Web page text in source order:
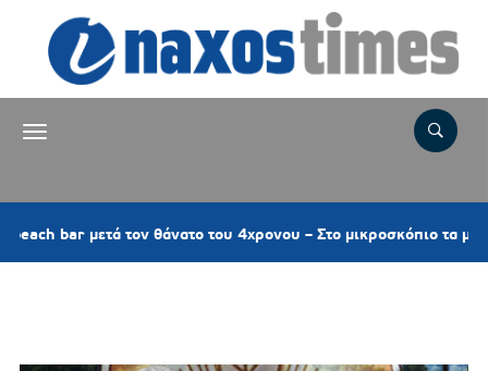
μετά τον θάνατο του 4χρονου – Στο μικροσκόπιο τα μέτρα